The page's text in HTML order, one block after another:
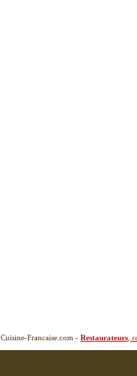
Cuisine-Francaise.com - Restaurateurs ,